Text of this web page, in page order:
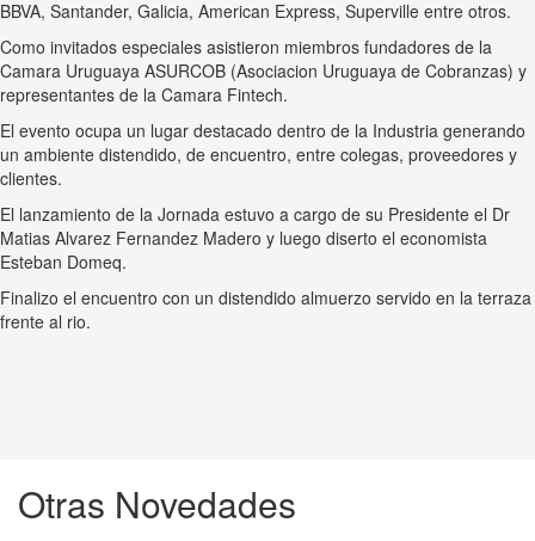
BBVA, Santander, Galicia, American Express, Superville entre otros.
Como invitados especiales asistieron miembros fundadores de la
Camara Uruguaya ASURCOB (Asociacion Uruguaya de Cobranzas) y
representantes de la Camara Fintech.
El evento ocupa un lugar destacado dentro de la Industria generando
un ambiente distendido, de encuentro, entre colegas, proveedores y
clientes.
El lanzamiento de la Jornada estuvo a cargo de su Presidente el Dr
Matias Alvarez Fernandez Madero y luego diserto el economista
Esteban Domeq.
Finalizo el encuentro con un distendido almuerzo servido en la terraza
frente al rio.
Otras Novedades